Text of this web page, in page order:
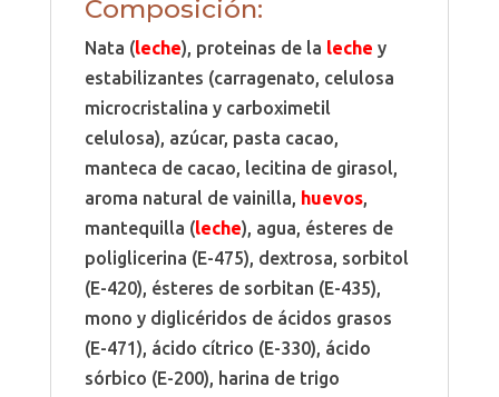
Composición:
Nata (leche), proteinas de la leche y
estabilizantes (carragenato, celulosa
microcristalina y carboximetil
celulosa), azúcar, pasta cacao,
manteca de cacao, lecitina de girasol,
aroma natural de vainilla, huevos,
mantequilla (leche), agua, ésteres de
poliglicerina (E-475), dextrosa, sorbitol
(E-420), ésteres de sorbitan (E-435),
mono y diglicéridos de ácidos grasos
(E-471), ácido cítrico (E-330), ácido
sórbico (E-200), harina de trigo